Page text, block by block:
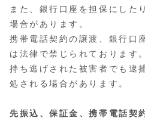
また、銀行口座を担保にした
場合があります。
携帯電話契約の譲渡、銀行口
は法律で禁じられております。
持ち逃げされた被害者でも逮
処される場合があります。
先振込、保証金、携帯電話契